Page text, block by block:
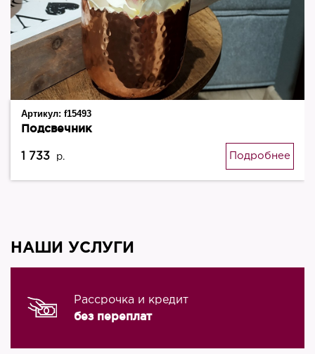
Артикул: f15493
Подсвечник
1 733 р. Подробнее
НАШИ УСЛУГИ
Рассрочка и кредит
без переплат